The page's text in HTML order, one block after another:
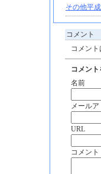
その他平
コメント
コメント
コメント
名前
メールア
URL
コメント